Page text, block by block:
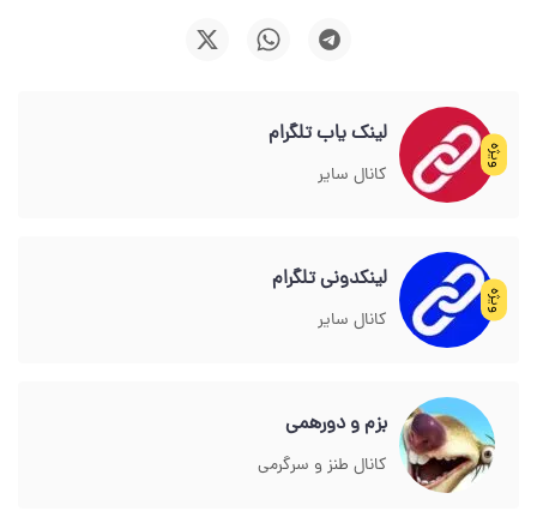
ویژه
لینک یاب تلگرام
کانال سایر
ویژه
لینکدونی تلگرام
کانال سایر
بزم و دورهمی
کانال طنز و سرگرمی